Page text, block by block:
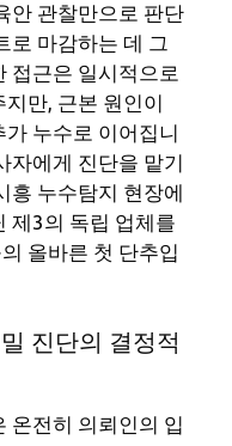
안 관찰만으로 판단
로 마감하는 데 그
접근은 일시적으로
만, 근본 원인이
누수로 이어집니
자에게 진단을 맡기
흥 누수탐지 현장에
제3의 독립 업체를
올바른 첫 단추입
진단의 결정적
온전히 의뢰인의 입